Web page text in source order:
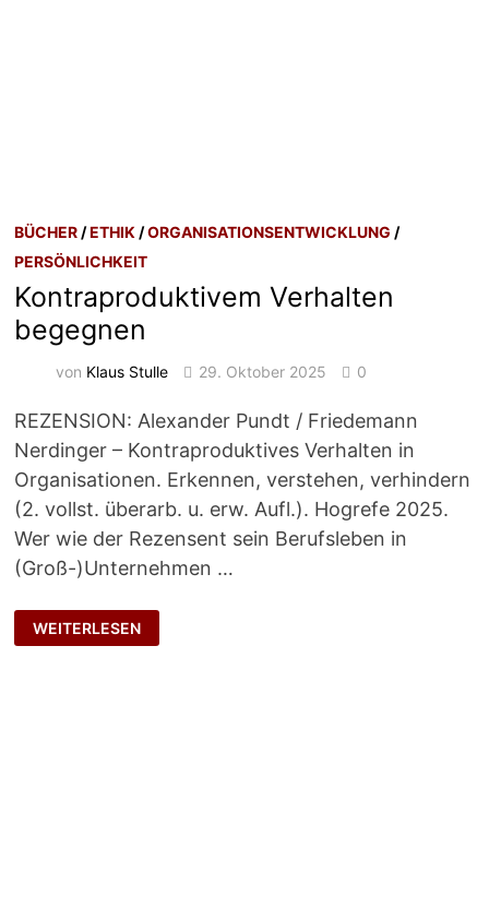
BÜCHER /ETHIK /ORGANISATIONSENTWICKLUNG /
PERSÖNLICHKEIT
Kontraproduktivem Verhalten
begegnen
von Klaus Stulle 29. Oktober 2025 0
REZENSION: Alexander Pundt / Friedemann
Nerdinger – Kontraproduktives Verhalten in
Organisationen. Erkennen, verstehen, verhindern
(2. vollst. überarb. u. erw. Aufl.). Hogrefe 2025.
Wer wie der Rezensent sein Berufsleben in
(Groß-)Unternehmen …
KONTRAPRODUKTIVEM
VERHALTEN
BEGEGNEN
WEITERLESEN